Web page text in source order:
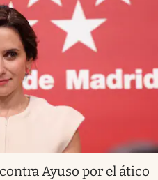
Ayuso por el ático